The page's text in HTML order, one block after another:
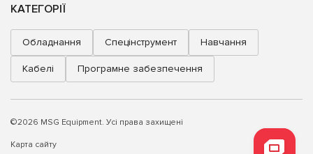
КАТЕГОРІЇ
Обладнання Спецінструмент Навчання
Кабелі Програмне забезпечення
©2026 MSG Equipment. Усі права захищені
Карта сайту